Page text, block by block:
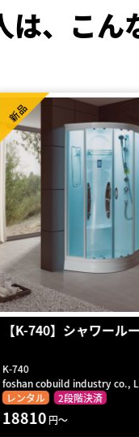
、 こん
シャワーユニット
8037-FT
SHIZENSAUNA
レンタル
2段階決済
新品
3510円～